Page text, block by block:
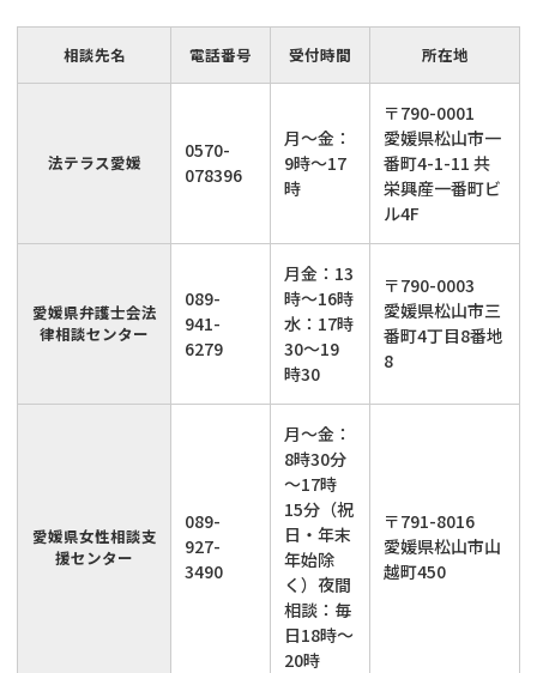
相談先名 電話番号 受付時間 所在地
法テラス愛媛
0570-
078396
月～金：
9時～17
時
〒790-0001
愛媛県松山市一
番町4-1-11 共
栄興産一番町ビ
ル4F
愛媛県弁護士会法
律相談センター
089-
941-
6279
月金：13
時～16時
水：17時
30～19
時30
〒790-0003
愛媛県松山市三
番町4丁目8番地
8
愛媛県女性相談支
援センター
089-
927-
3490
月～金：
8時30分
～17時
15分（祝
日・年末
年始除
く）夜間
相談：毎
日18時～
20時
〒791-8016
愛媛県松山市山
越町450